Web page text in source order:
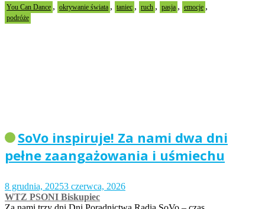
You Can Dance , okrywanie świata , taniec , ruch , pasja , emocje ,
podróże
SoVo inspiruje! Za nami dwa dni
pełne zaangażowania i uśmiechu
8 grudnia, 20253 czerwca, 2026
WTZ PSONI Biskupiec